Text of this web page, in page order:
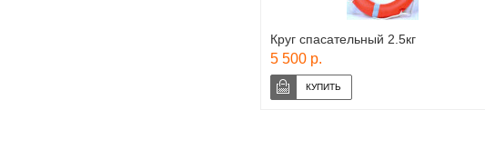
Круг спасательный 2.5кг
5 500 р.